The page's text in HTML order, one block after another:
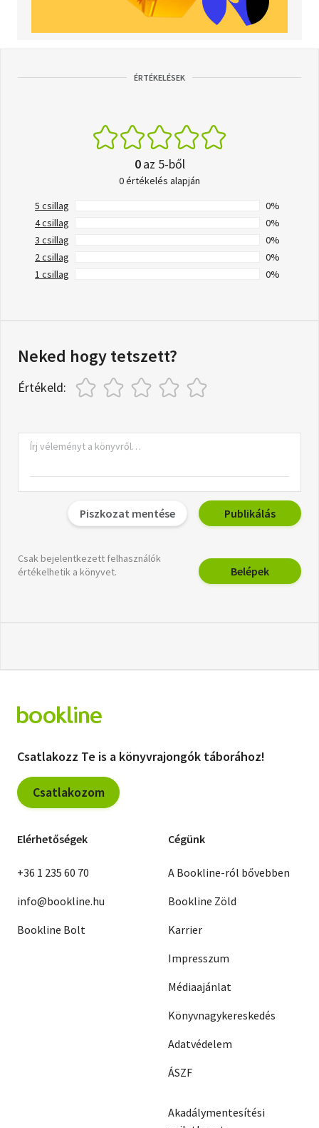
ÉRTÉKELÉSEK
0az 5-ből
0 értékelés alapján
5 csillag
0%
4 csillag
0%
3 csillag
0%
2 csillag
0%
1 csillag
0%
Neked hogy tetszett?
Értékeld:
Piszkozat mentése Publikálás
Csak bejelentkezett felhasználók
értékelhetik a könyvet.
Belépek
Csatlakozz Te is a könyvrajongók táborához!
Csatlakozom
Elérhetőségek
+36 1 235 60 70
info@bookline.hu
Bookline Bolt
Cégünk
A Bookline-ról bővebben
Bookline Zöld
Karrier
Impresszum
Médiaajánlat
Könyvnagykereskedés
Adatvédelem
ÁSZF
Akadálymentesítési